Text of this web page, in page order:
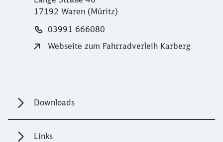
17192 Waren (Müritz)
03991 666080
Webseite zum Fahrradverleih Karberg
Downloads
Links